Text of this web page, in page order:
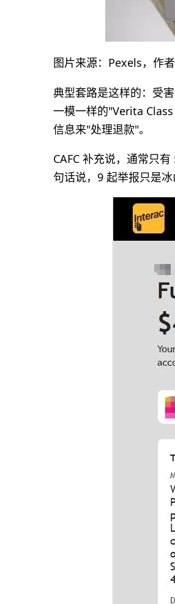
图片来源：Pexels，作
典型套路是这样的：受
一模一样的"Verita
信息来"处理退款"。
CAFC 补充说，通常只
句话说，9 起举报只是冰